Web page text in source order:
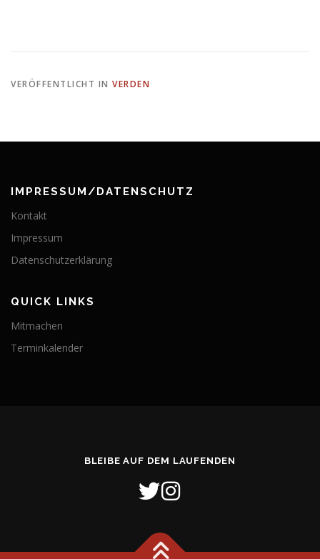
VERÖFFENTLICHT IN VERDEN
IMPRESSUM/DATENSCHUTZ
Kontakt
Impressum
Datenschutzerklärung
QUICK LINKS
Mitmachen
Terminkalender
BLEIBE AUF DEM LAUFENDEN